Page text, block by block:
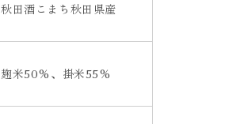
秋田酒こまち秋田県産
麹米50%、掛米55%